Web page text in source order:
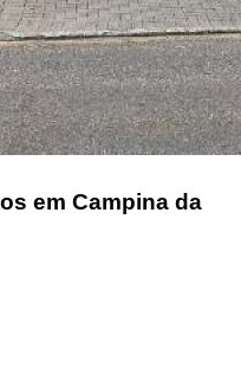
em Campina da